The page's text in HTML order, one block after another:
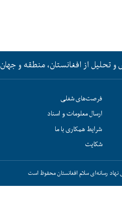
و تحلیل از افغانستان، منطقه و جهان
فرصت‌های شغلی
ارسال معلومات و اسناد
شرایط همکاری با ما
شکایت
رسانه‌ای سلام افغانستان محفوظ است